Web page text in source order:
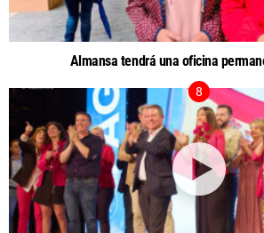
Almansa tendrá una oficina